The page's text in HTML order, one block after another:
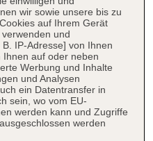
wir sowie unsere bis zu
auf Ihrem Gerät
und
IP-Adresse] von Ihnen
auf oder neben
Werbung und Inhalte
und Analysen
ein Datentransfer in
sein, wo vom EU-
werden kann und Zugriffe
werden